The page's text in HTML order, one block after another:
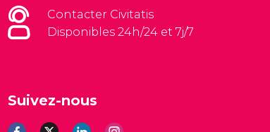
Contacter Civitatis
Disponibles 24h/24 et 7j/7
Suivez-nous